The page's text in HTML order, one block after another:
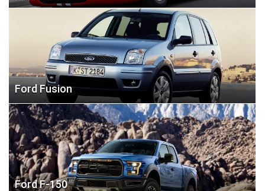
Ford Fusion
Ford F-150